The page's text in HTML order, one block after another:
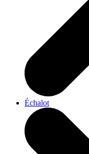
Échalot